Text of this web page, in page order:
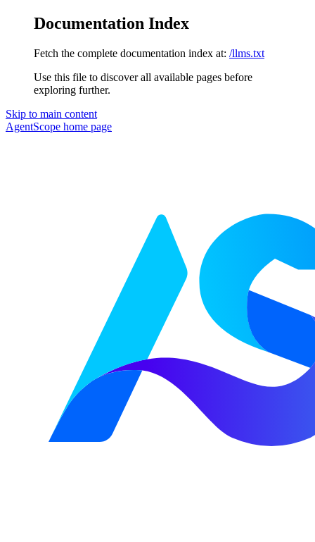
Documentation Index
Fetch the complete documentation index at: /llms.txt
Use this file to discover all available pages before
exploring further.
Skip to main content
AgentScope home page